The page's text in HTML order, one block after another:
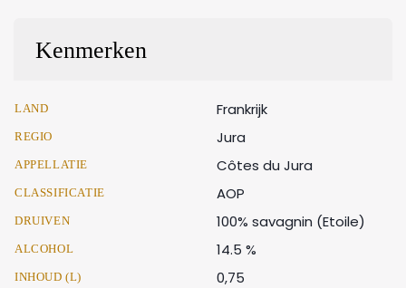
Kenmerken
LAND Frankrijk
REGIO Jura
APPELLATIE Côtes du Jura
CLASSIFICATIE AOP
DRUIVEN 100% savagnin (Etoile)
ALCOHOL 14.5 %
INHOUD (L) 0,75